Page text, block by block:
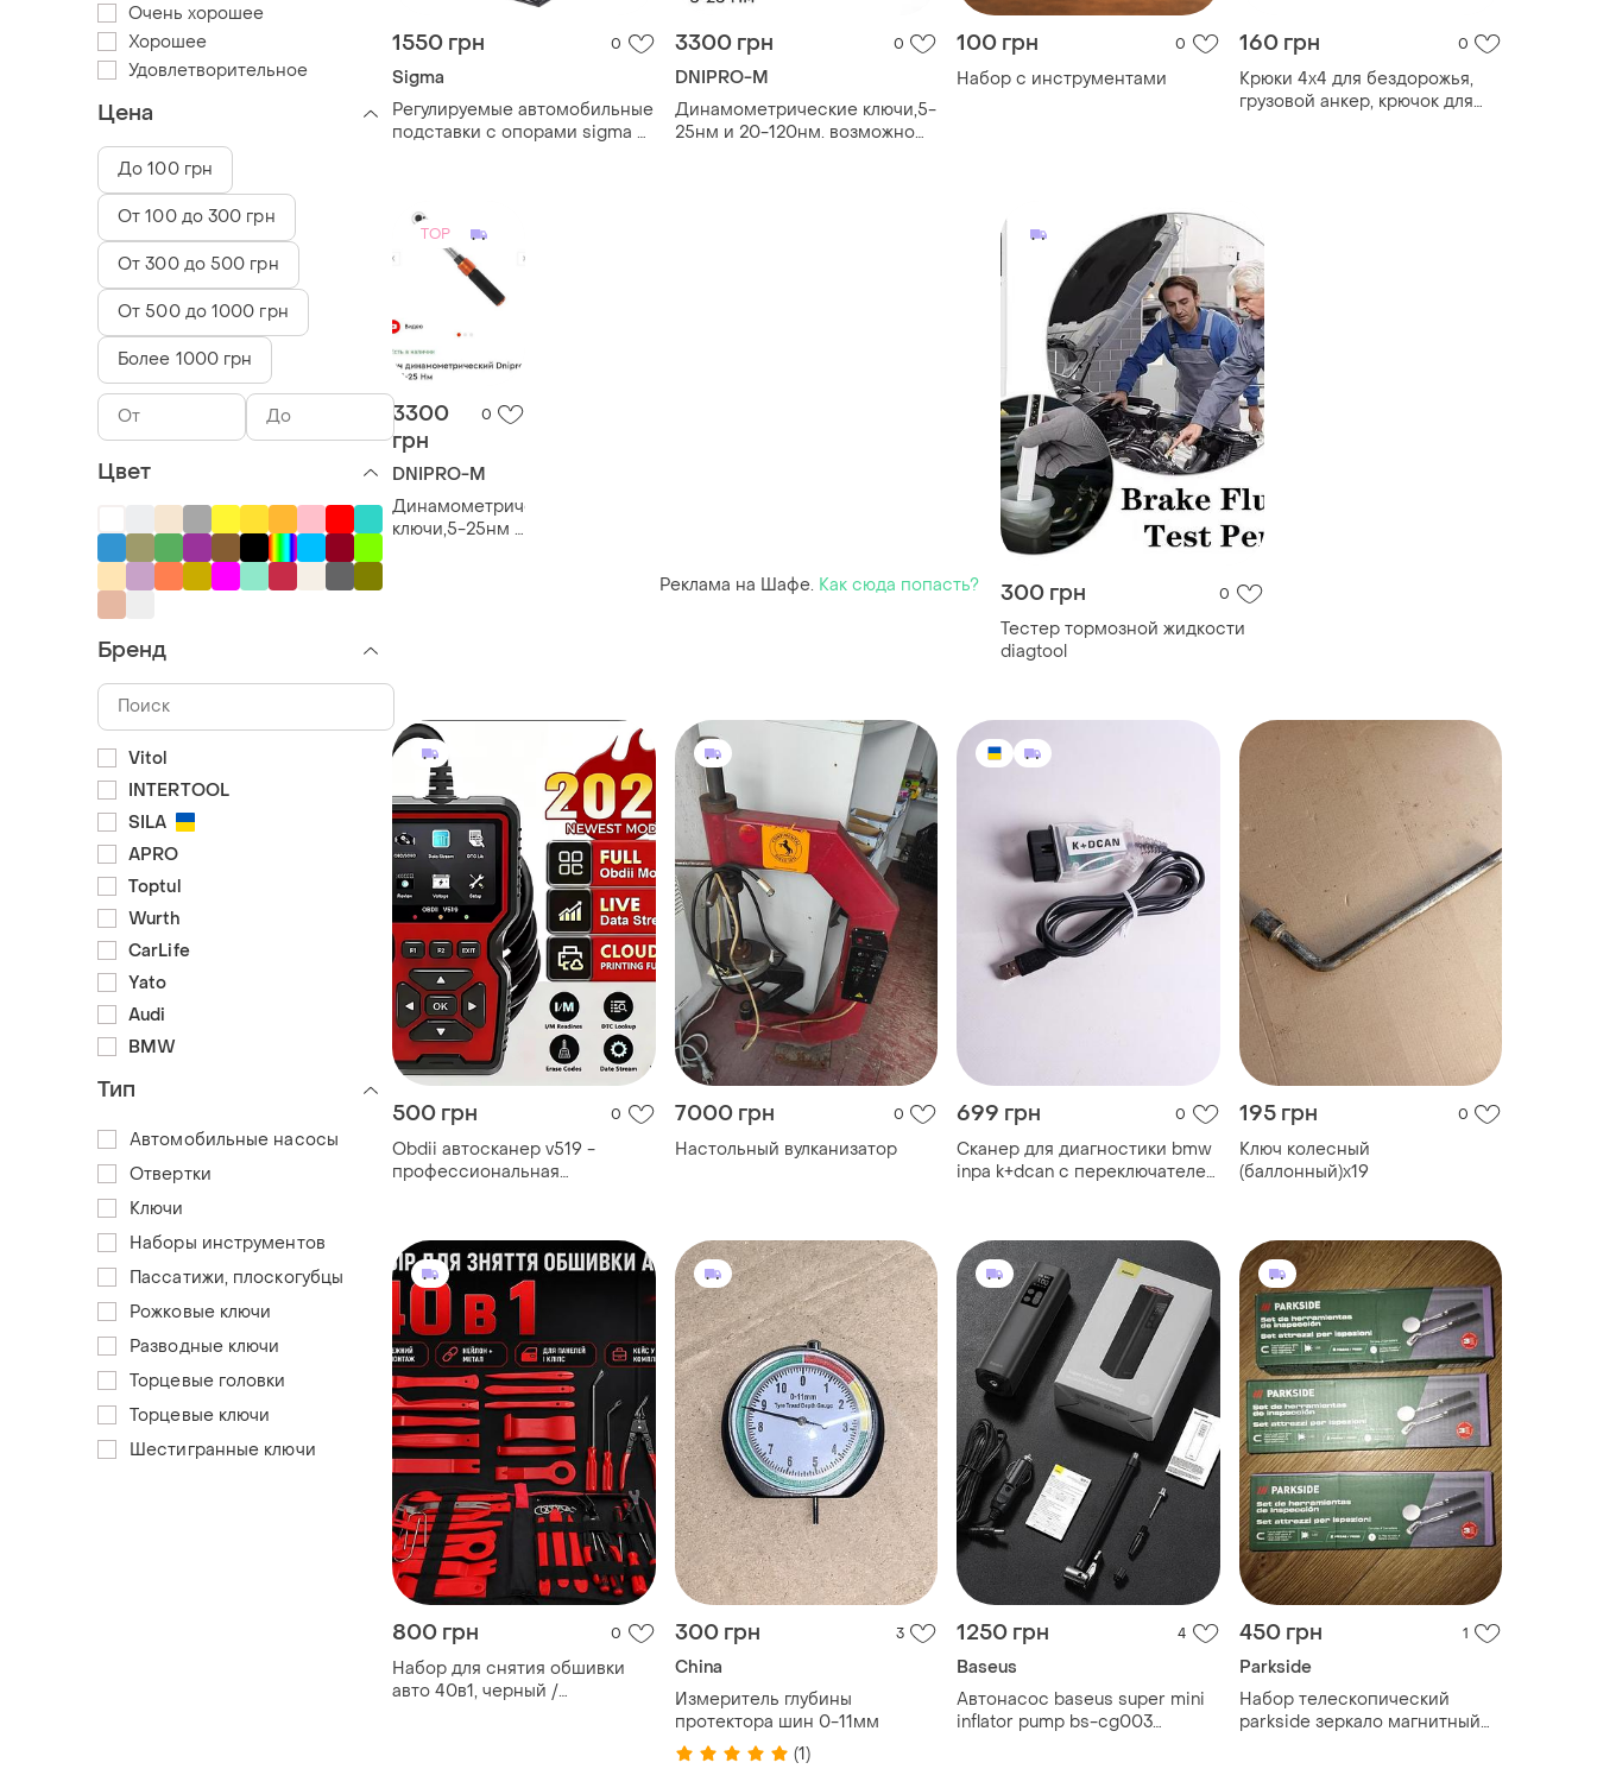
1550 грн 0
Sigma
Регулируемые автомобильные
подставки с опорами sigma 2
3300 грн 0
DNIPRO-M
Динамометрические ключи,5-
25нм и 20-120нм. возможно
100 грн 0
Набор с инструментами
160 грн 0
Крюки 4x4 для бездорожья,
грузовой анкер, крючок для
TOP
3300
грн
0
DNIPRO-M
Динамометрические
ключи,5-25нм и
Реклама на Шафе. Как сюда попасть? 300 грн 0
Тестер тормозной жидкости
diagtool
500 грн 0
Obdii автосканер v519 -
профессиональная
7000 грн 0
Настольный вулканизатор
699 грн 0
Сканер для диагностики bmw
inpa k+dcan с переключателем
195 грн 0
Ключ колесный
(баллонный)х19
800 грн 0
Набор для снятия обшивки
авто 40в1, черный /
300 грн 3
China
Измеритель глубины
протектора шин 0-11мм
(1)
1250 грн 4
Baseus
Автонасос baseus super mini
inflator pump bs-cg003
450 грн 1
Parkside
Набор телескопический
parkside зеркало магнитный
Очень хорошее
Хорошее
Удовлетворительное
Цена
До 100 грн
От 100 до 300 грн
От 300 до 500 грн
От 500 до 1000 грн
Более 1000 грн
Цвет
Бренд
Vitol
INTERTOOL
SILA
APRO
Toptul
Wurth
CarLife
Yato
Audi
BMW
Тип
Автомобильные насосы
Отвертки
Ключи
Наборы инструментов
Пассатижи, плоскогубцы
Рожковые ключи
Разводные ключи
Торцевые головки
Торцевые ключи
Шестигранные ключи